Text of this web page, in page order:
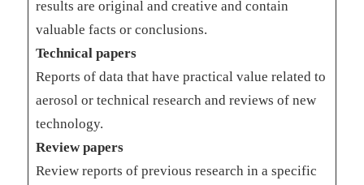
results are original and creative and contain
valuable facts or conclusions.
Technical papers
Reports of data that have practical value related to
aerosol or technical research and reviews of new
technology.
Review papers
Review reports of previous research in a specific